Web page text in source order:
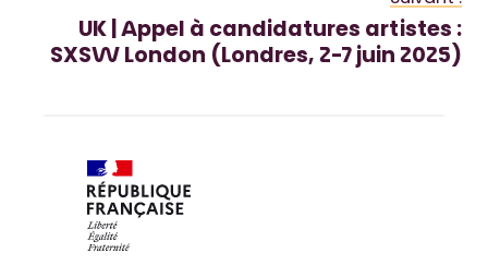
UK | Appel à candidatures artistes :
SXSW London (Londres, 2-7 juin 2025)